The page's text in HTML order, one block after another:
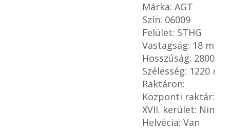
Márka: AGT
Szín: 06009
Felület: STHG
Vastagság: 18 mm
Hosszúság: 2800
Szélesség: 1220 mm
Raktáron:
Központi raktár:
XVII. kerület: Nincs
Helvécia: Van